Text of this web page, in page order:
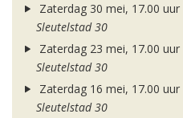
Zaterdag 30 mei, 17.00 uur
Sleutelstad 30
Zaterdag 23 mei, 17.00 uur
Sleutelstad 30
Zaterdag 16 mei, 17.00 uur
Sleutelstad 30